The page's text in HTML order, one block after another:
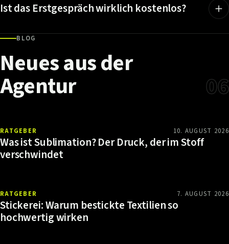
Ist das Erstgespräch wirklich kostenlos?
BLOG
Neuesausder
Agentur 06
RATGEBER 10. AUGUST 2026
Was ist Sublimation? Der Druck, der im Stoff
verschwindet
RATGEBER 7. AUGUST 2026
Stickerei: Warum bestickte Textilien so
hochwertig wirken